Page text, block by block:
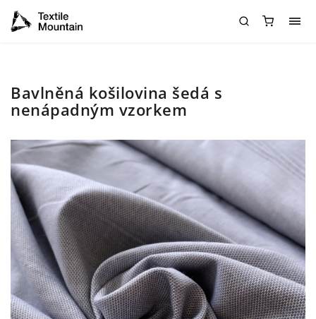
Bavlněná košilovina šedá s
nenápadným vzorkem